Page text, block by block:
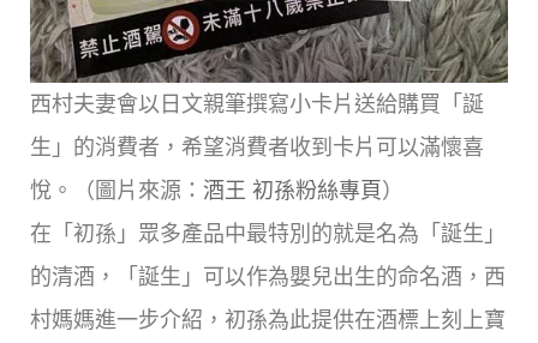
西村夫妻會以日文親筆撰寫小卡片送給購買「誕
生」的消費者，希望消費者收到卡片可以滿懷喜
悅。（圖片來源： 酒王 初孫粉絲專頁 ）
在「初孫」眾多產品中最特別的就是名為「誕生」
的清酒，「誕生」可以作為嬰兒出生的命名酒，西
村媽媽進一步介紹，初孫為此提供在酒標上刻上寶